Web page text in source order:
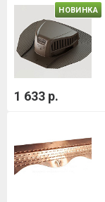
НОВИНКА
1 633 р.